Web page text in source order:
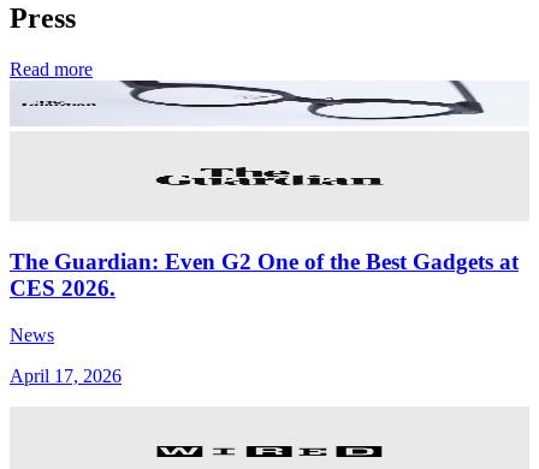
Press
Read more
The Guardian: Even G2 One of the Best Gadgets at
CES 2026.
News
April 17, 2026